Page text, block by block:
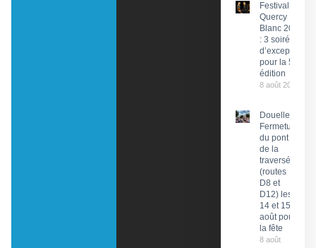
Festival du
Quercy
Blanc 2026
: 3 soirées
d’exception
pour la 58e
édition
8 août 2026
Douelle :
Fermeture
du pont et
de la
traversée
(routes
D8 et
D12) les
14 et 15
août pour
la fête
8 août